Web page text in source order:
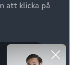
bil av detta?
att klicka på